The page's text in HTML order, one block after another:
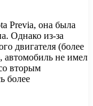
Previa, она была
Однако из-за
двигателя (более
автомобиль не имел
вторым
более